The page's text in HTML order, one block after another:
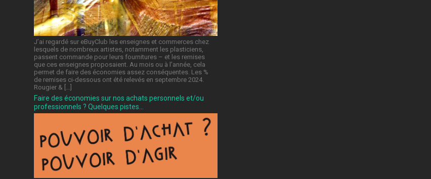
J’ai regardé sur eBuyClub les enseignes et commerces chez
lesquels de nombreux artistes, notamment les plasticiens,
passent commande pour leurs fournitures – et les remises
que ces enseignes proposaient. Au mois ou à l’année, cela
permet de faire des économies assez conséquentes. Les %
de remises ci-dessous ont été relevés en septembre 2024.
Rougier & […]
Faire des économies sur nos achats personnels et/ou
professionnels ? Quelques pistes…